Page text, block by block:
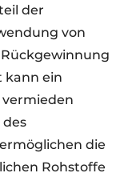
der
von
kann ein
die
Rohstoffe